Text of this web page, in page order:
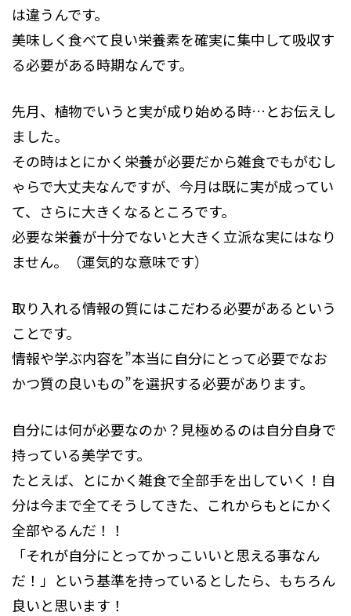
は違うんです。
美味しく食べて良い栄養素を確実に集中して吸収す
る必要がある時期なんです。
先月、植物でいうと実が成り始める時…とお伝えし
ました。
その時はとにかく栄養が必要だから雑食でもがむし
ゃらで大丈夫なんですが、今月は既に実が成ってい
て、さらに大きくなるところです。
必要な栄養が十分でないと大きく立派な実にはなり
ません。（運気的な意味です）
取り入れる情報の質にはこだわる必要があるという
ことです。
情報や学ぶ内容を”本当に自分にとって必要でなお
かつ質の良いもの”を選択する必要があります。
自分には何が必要なのか？見極めるのは自分自身で
持っている美学です。
たとえば、とにかく雑食で全部手を出していく！自
分は今まで全てそうしてきた、これからもとにかく
全部やるんだ！！
「それが自分にとってかっこいいと思える事なん
だ！」という基準を持っているとしたら、もちろん
良いと思います！